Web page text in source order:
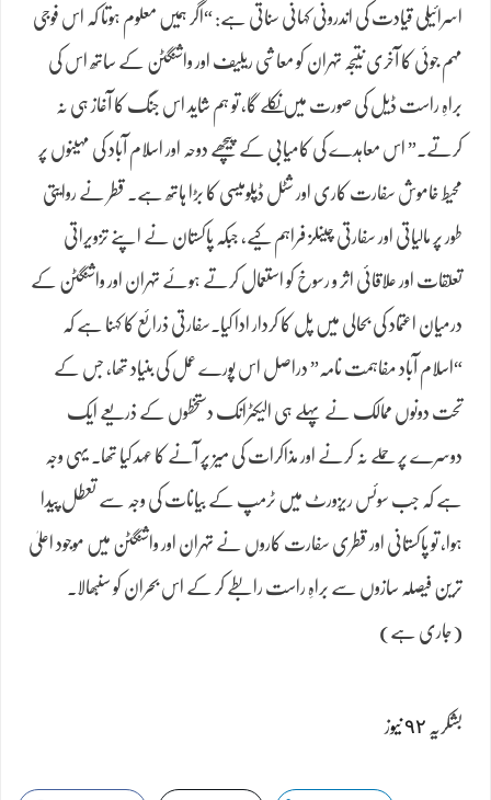
اسرائیلی قیادت کی اندرونی کہانی سناتی ہے: “اگر ہمیں معلوم ہوتا کہ اس فوجی
مہم جوئی کا آخری نتیجہ تہران کو معاشی ریلیف اور واشنگٹن کے ساتھ اس کی
براہِ راست ڈیل کی صورت میں نکلے گا، تو ہم شاید اس جنگ کا آغاز ہی نہ
کرتے۔” اس معاہدے کی کامیابی کے پیچھے دوحہ اور اسلام آباد کی مہینوں پر
محیط خاموش سفارت کاری اور شٹل ڈپلومیسی کا بڑا ہاتھ ہے۔ قطر نے روایتی
طور پر مالیاتی اور سفارتی چینلز فراہم کیے، جبکہ پاکستان نے اپنے تزویراتی
تعلقات اور علاقائی اثر و رسوخ کو استعمال کرتے ہوئے تہران اور واشنگٹن کے
درمیان اعتماد کی بحالی میں پل کا کردار ادا کیا۔سفارتی ذرائع کا کہنا ہے کہ
“اسلام آباد مفاہمت نامہ” دراصل اس پورے عمل کی بنیاد تھا، جس کے
تحت دونوں ممالک نے پہلے ہی الیکٹرانک دستخطوں کے ذریعے ایک
دوسرے پر حملے نہ کرنے اور مذاکرات کی میز پر آنے کا عہد کیا تھا۔ یہی وجہ
ہے کہ جب سوئس ریزورٹ میں ٹرمپ کے بیانات کی وجہ سے تعطل پیدا
ہوا، تو پاکستانی اور قطری سفارت کاروں نے تہران اور واشنگٹن میں موجود اعلیٰ
ترین فیصلہ سازوں سے براہِ راست رابطے کر کے اس بحران کو سنبھالا۔
(جاری ہے)
بشکریہ ٩٢ نیو ز